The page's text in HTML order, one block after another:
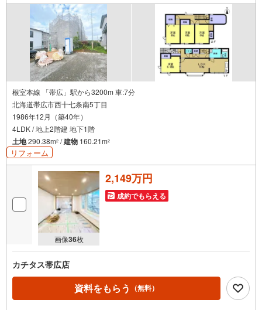
根室本線 「帯広」駅から3200m 車:7分
北海道帯広市西十七条南5丁目
1986年12月（築40年）
4LDK / 地上2階建 地下1階
土地290.38m2 /建物 160.21m2
リフォーム
画像36枚
2,149万円
成約でもらえる
カチタス帯広店
資料をもらう （無料）